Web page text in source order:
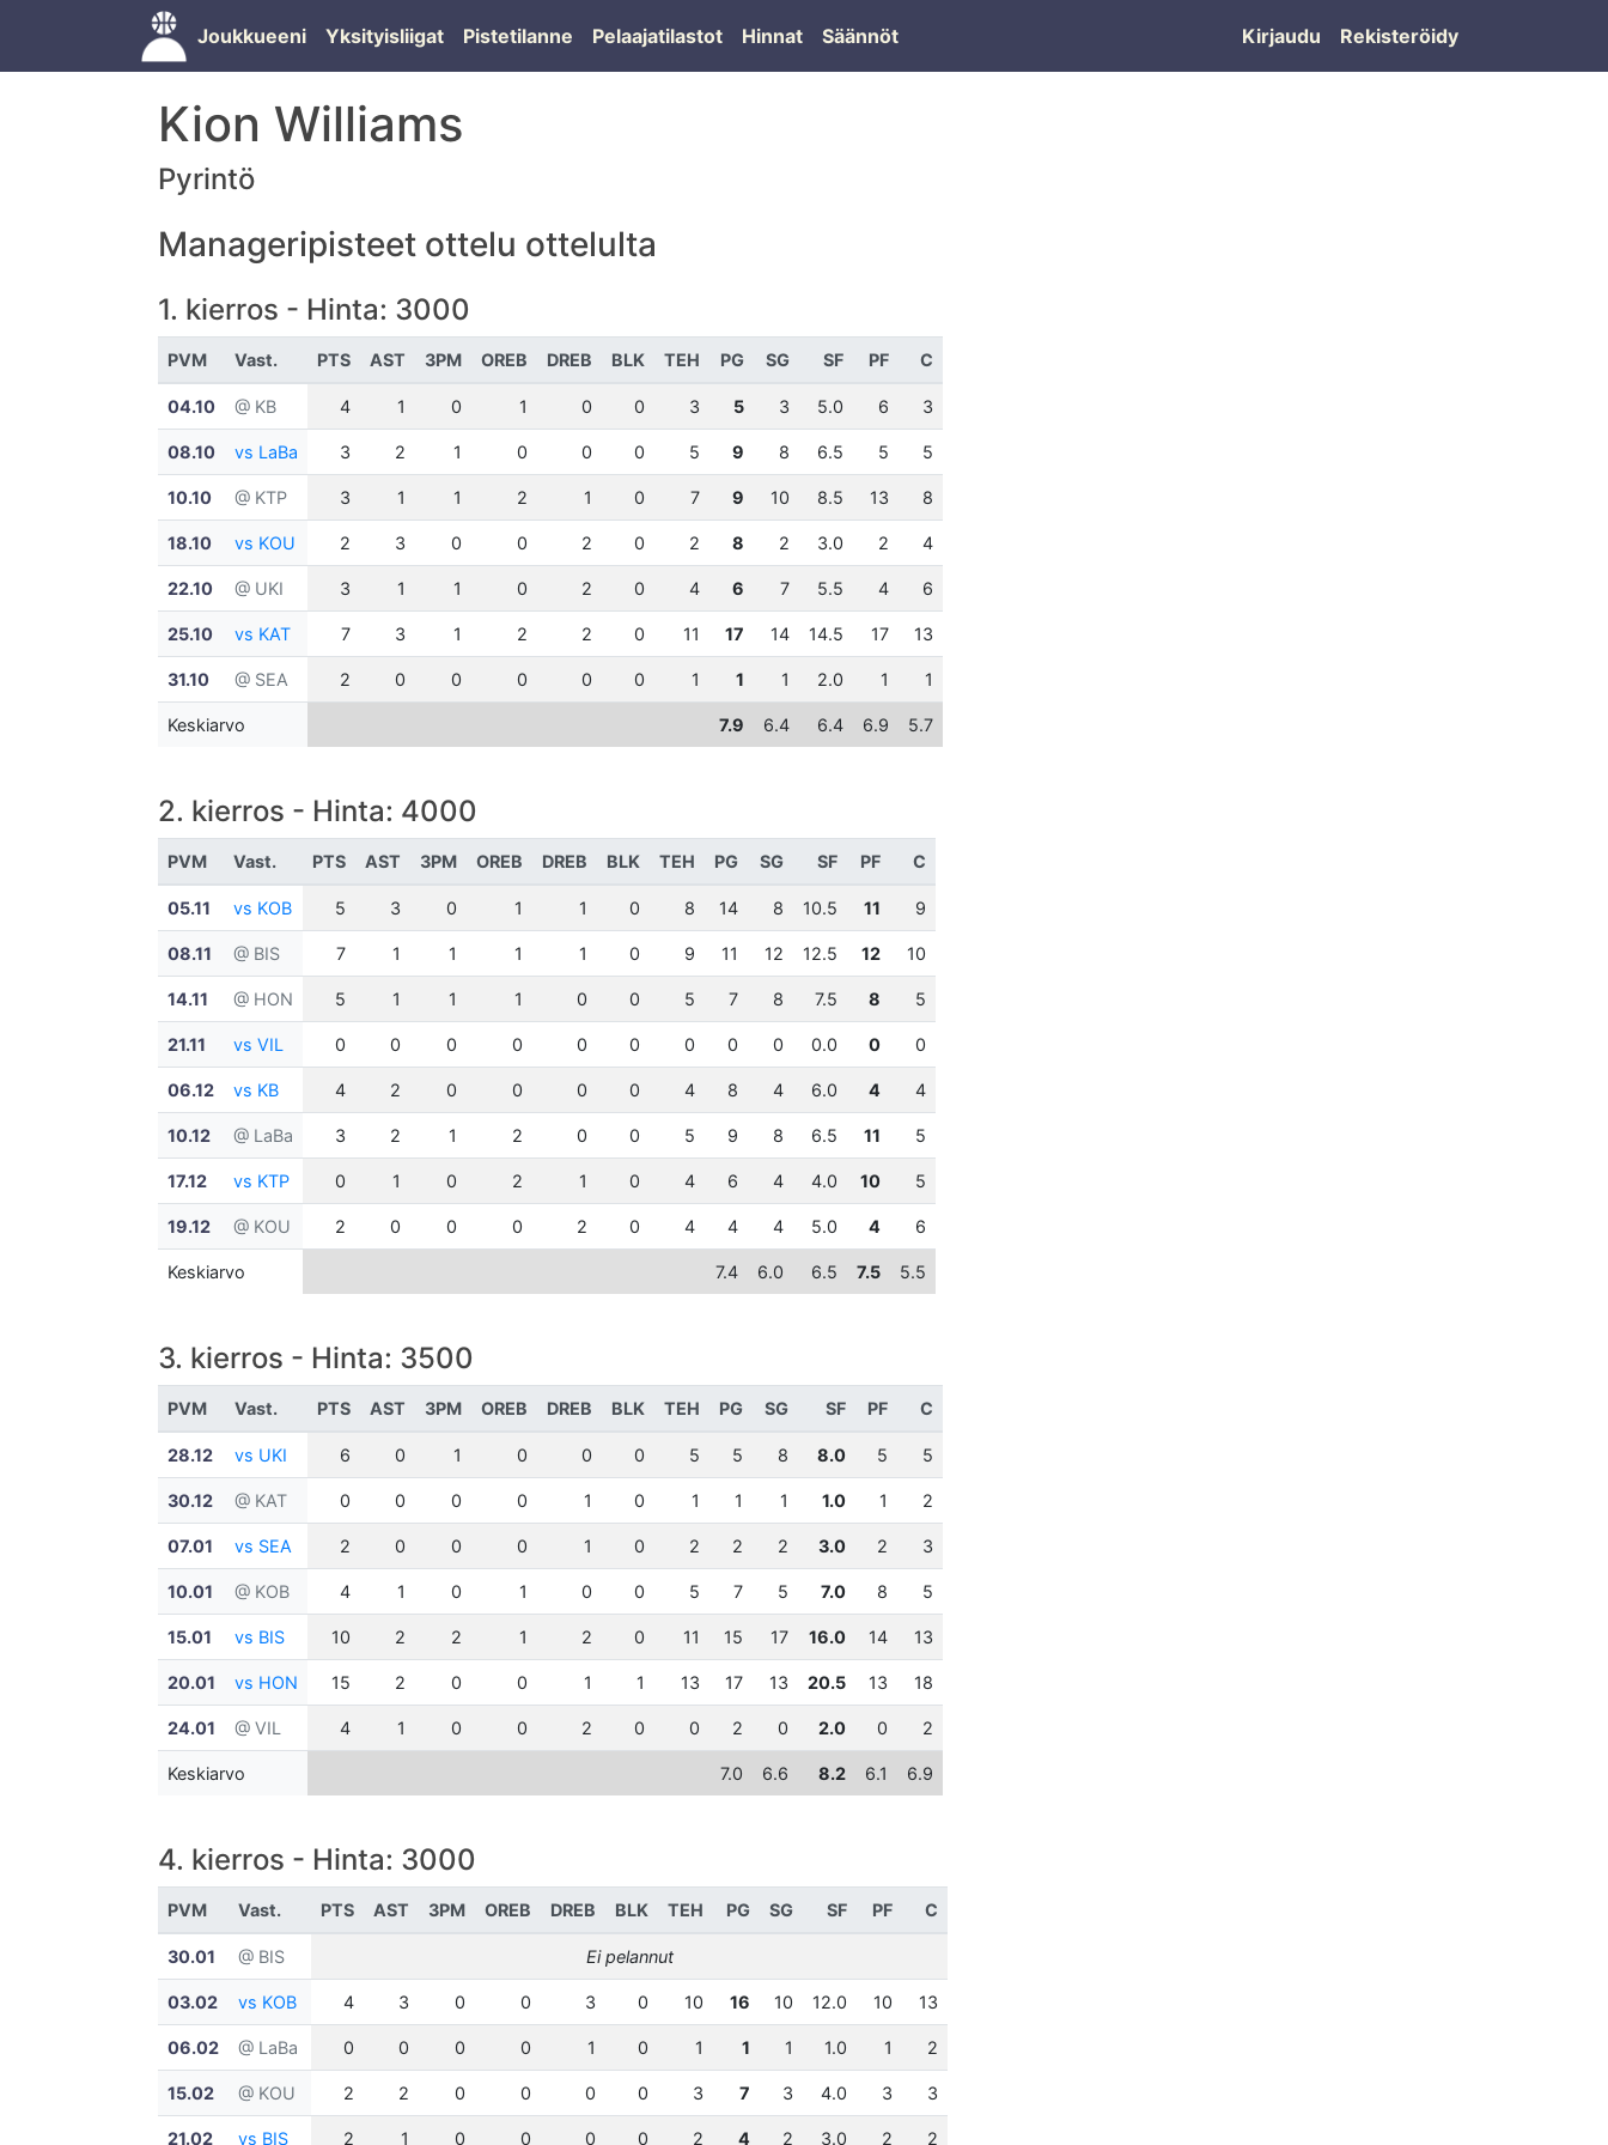
Joukkueeni Yksityisliigat Pistetilanne Pelaajatilastot Hinnat Säännöt Kirjaudu Rekisteröidy
Kion Williams
Pyrintö
Manageripisteet ottelu ottelulta
1. kierros - Hinta: 3000
PVM Vast. PTS AST 3PM OREB DREB BLK TEH PG SG SF PF C
04.10 @ KB 4 1 0 1 0 0 3 5 3 5.0 6 3
08.10 vs LaBa 3 2 1 0 0 0 5 9 8 6.5 5 5
10.10 @ KTP 3 1 1 2 1 0 7 9 10 8.5 13 8
18.10 vs KOU 2 3 0 0 2 0 2 8 2 3.0 2 4
22.10 @ UKI 3 1 1 0 2 0 4 6 7 5.5 4 6
25.10 vs KAT 7 3 1 2 2 0 11 17 14 14.5 17 13
31.10 @ SEA 2 0 0 0 0 0 1 1 1 2.0 1 1
Keskiarvo 7.9 6.4 6.4 6.9 5.7
2. kierros - Hinta: 4000
PVM Vast. PTS AST 3PM OREB DREB BLK TEH PG SG SF PF C
05.11 vs KOB 5 3 0 1 1 0 8 14 8 10.5 11 9
08.11 @ BIS 7 1 1 1 1 0 9 11 12 12.5 12 10
14.11 @ HON 5 1 1 1 0 0 5 7 8 7.5 8 5
21.11 vs VIL 0 0 0 0 0 0 0 0 0 0.0 0 0
06.12 vs KB 4 2 0 0 0 0 4 8 4 6.0 4 4
10.12 @ LaBa 3 2 1 2 0 0 5 9 8 6.5 11 5
17.12 vs KTP 0 1 0 2 1 0 4 6 4 4.0 10 5
19.12 @ KOU 2 0 0 0 2 0 4 4 4 5.0 4 6
Keskiarvo 7.4 6.0 6.5 7.5 5.5
3. kierros - Hinta: 3500
PVM Vast. PTS AST 3PM OREB DREB BLK TEH PG SG SF PF C
28.12 vs UKI 6 0 1 0 0 0 5 5 8 8.0 5 5
30.12 @ KAT 0 0 0 0 1 0 1 1 1 1.0 1 2
07.01 vs SEA 2 0 0 0 1 0 2 2 2 3.0 2 3
10.01 @ KOB 4 1 0 1 0 0 5 7 5 7.0 8 5
15.01 vs BIS 10 2 2 1 2 0 11 15 17 16.0 14 13
20.01 vs HON 15 2 0 0 1 1 13 17 13 20.5 13 18
24.01 @ VIL 4 1 0 0 2 0 0 2 0 2.0 0 2
Keskiarvo 7.0 6.6 8.2 6.1 6.9
4. kierros - Hinta: 3000
PVM Vast. PTS AST 3PM OREB DREB BLK TEH PG SG SF PF C
30.01 @ BIS Ei pelannut
03.02 vs KOB 4 3 0 0 3 0 10 16 10 12.0 10 13
06.02 @ LaBa 0 0 0 0 1 0 1 1 1 1.0 1 2
15.02 @ KOU 2 2 0 0 0 0 3 7 3 4.0 3 3
21.02 vs BIS 2 1 0 0 0 0 2 4 2 3.0 2 2